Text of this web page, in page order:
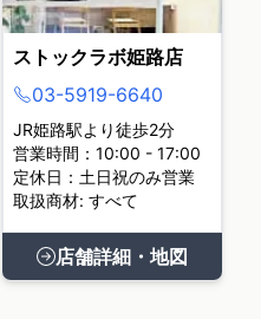
ストックラボ姫路店
03-5919-6640
JR姫路駅より徒歩2分
営業時間：10:00 - 17:00
定休日：土日祝のみ営業
取扱商材: すべて
店舗詳細・地図